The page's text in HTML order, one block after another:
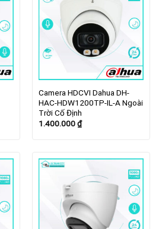
Camera HDCVI Dahua DH-
HAC-HDW1200TP-IL-A Ngoài
Trời Cố Định
1.400.000₫